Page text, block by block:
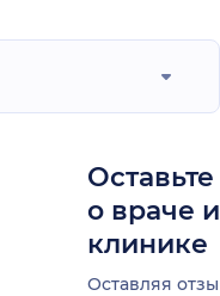
о враче
клинике
Оставляя